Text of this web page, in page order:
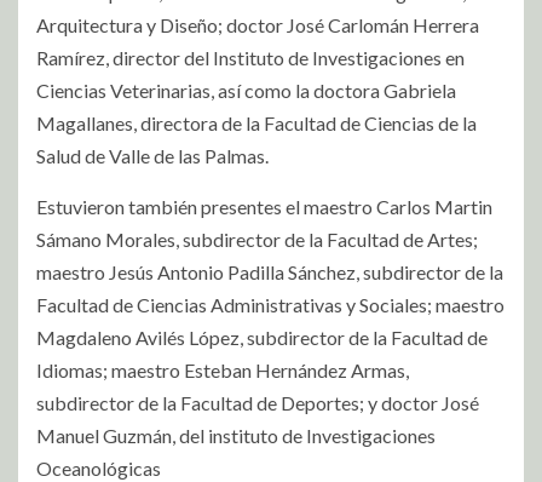
Arquitectura y Diseño; doctor José Carlomán Herrera
Ramírez, director del Instituto de Investigaciones en
Ciencias Veterinarias, así como la doctora Gabriela
Magallanes, directora de la Facultad de Ciencias de la
Salud de Valle de las Palmas.
Estuvieron también presentes el maestro Carlos Martin
Sámano Morales, subdirector de la Facultad de Artes;
maestro Jesús Antonio Padilla Sánchez, subdirector de la
Facultad de Ciencias Administrativas y Sociales; maestro
Magdaleno Avilés López, subdirector de la Facultad de
Idiomas; maestro Esteban Hernández Armas,
subdirector de la Facultad de Deportes; y doctor José
Manuel Guzmán, del instituto de Investigaciones
Oceanológicas